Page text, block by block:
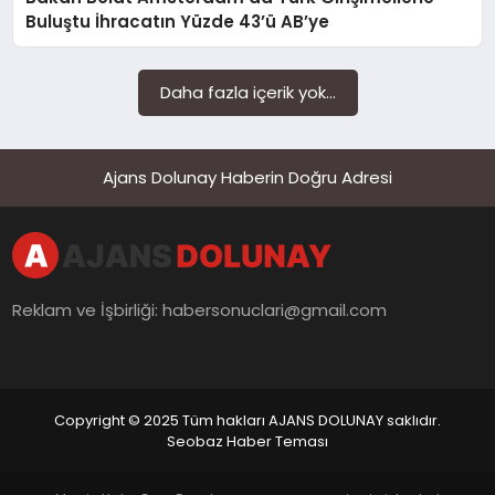
Buluştu İhracatın Yüzde 43’ü AB’ye
Daha fazla içerik yok...
Ajans Dolunay Haberin Doğru Adresi
Reklam ve İşbirliği:habersonuclari@gmail.com
Copyright © 2025 Tüm hakları AJANS DOLUNAY saklıdır.
Seobaz Haber Teması